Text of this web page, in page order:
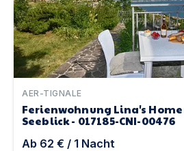
AER-TIGNALE
Ferienwohnung Lina's
Seeblick - 017185-CNI-00476
Ab 62 € / 1 Nacht